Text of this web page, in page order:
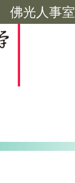
佛光人事室